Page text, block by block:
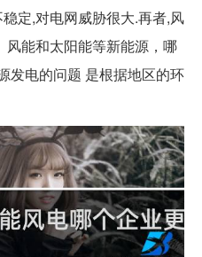
定,对电网威胁很大.再者,风
风能和太阳能等新能源，哪
发电的问题 是根据地区的环